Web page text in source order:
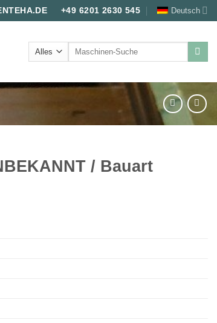
+49 6201 2630 545 Deutsch
Suche
/ Bauart